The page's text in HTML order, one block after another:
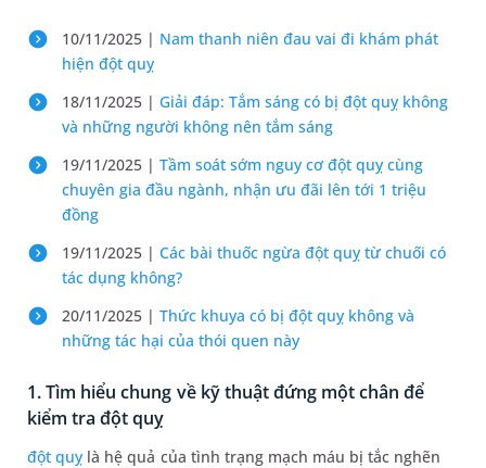
10/11/2025 | Nam thanh niên đau vai đi khám phát
hiện đột quỵ
18/11/2025 | Giải đáp: Tắm sáng có bị đột quỵ không
và những người không nên tắm sáng
19/11/2025 | Tầm soát sớm nguy cơ đột quỵ cùng
chuyên gia đầu ngành, nhận ưu đãi lên tới 1 triệu
đồng
19/11/2025 | Các bài thuốc ngừa đột quỵ từ chuối có
tác dụng không?
20/11/2025 | Thức khuya có bị đột quỵ không và
những tác hại của thói quen này
1. Tìm hiểu chung về kỹ thuật đứng một chân để
kiểm tra đột quỵ
đột quỵ là hệ quả của tình trạng mạch máu bị tắc nghẽn